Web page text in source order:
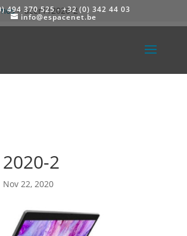
494 370 525 - +32 (0) 342 44 03
info@espacenet.be
>acer112020-2
2
Nov 22, 2020